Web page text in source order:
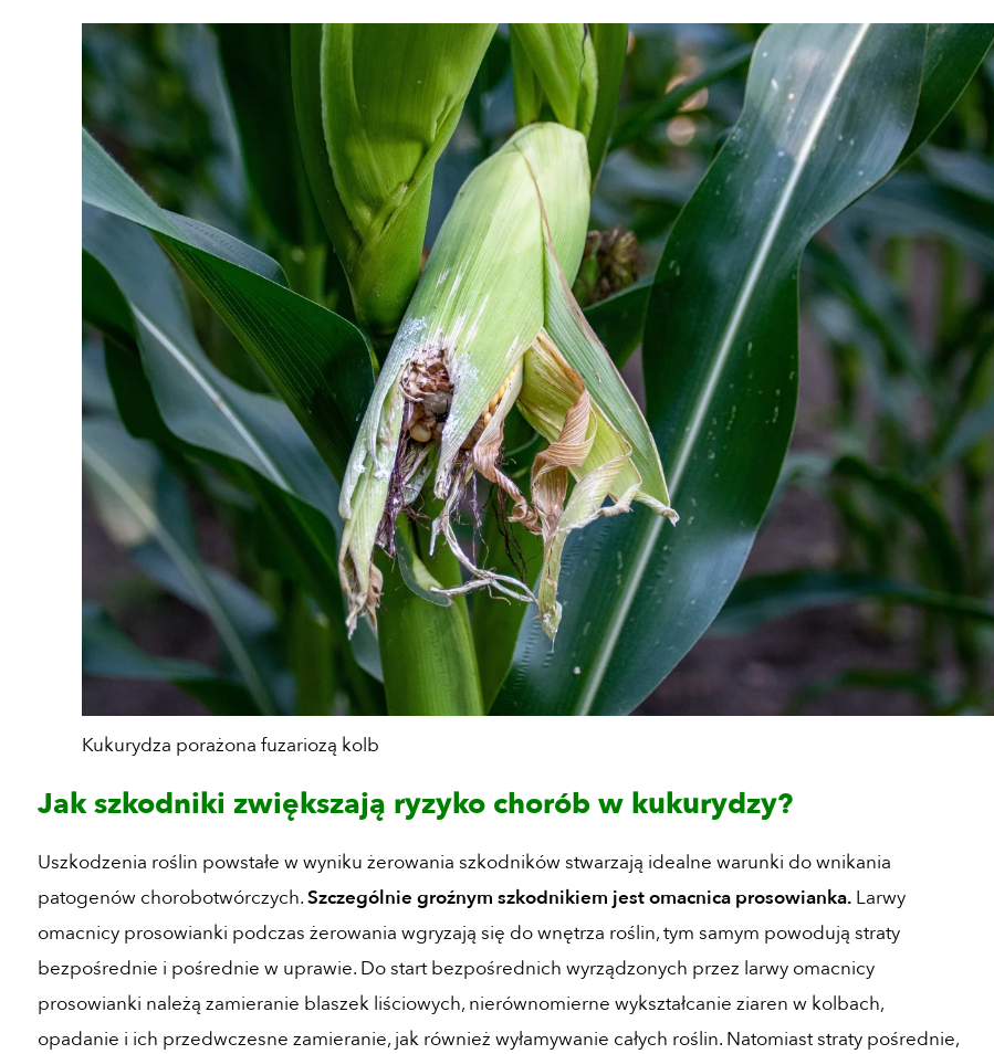
Kukurydza porażona fuzariozą kolb
Jak szkodniki zwiększają ryzyko chorób w kukurydzy?
Uszkodzenia roślin powstałe w wyniku żerowania szkodników stwarzają idealne warunki do wnikania
patogenów chorobotwórczych.Szczególnie groźnym szkodnikiem jest omacnica prosowianka.Larwy
omacnicy prosowianki podczas żerowania wgryzają się do wnętrza roślin, tym samym powodują straty
bezpośrednie i pośrednie w uprawie. Do start bezpośrednich wyrządzonych przez larwy omacnicy
prosowianki należą zamieranie blaszek liściowych, nierównomierne wykształcanie ziaren w kolbach,
opadanie i ich przedwczesne zamieranie, jak również wyłamywanie całych roślin. Natomiast straty pośrednie,